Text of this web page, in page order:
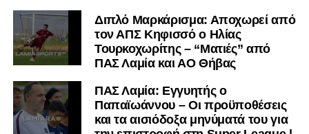
Διπλό Μαρκάρισμα: Αποχωρεί από
τον ΑΠΣ Κηφισσό ο Ηλίας
Τουρκοχωρίτης – “Ματιές” από
ΠΑΣ Λαμία και ΑΟ Θήβας
ΠΑΣ Λαμία: Εγγυητής ο
Παπαϊωάννου – Οι προϋποθέσεις
και τα αισιόδοξα μηνύματά του για